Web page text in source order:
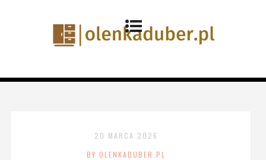
20 MARCA 2026
BY OLENKADUBER.PL